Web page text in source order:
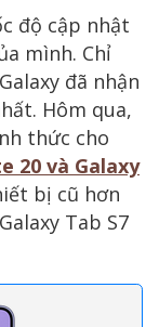
độ cập nhật
mình. Chỉ
đã nhận
Hôm qua,
thức cho
20 và Galaxy
bị cũ hơn
Tab S7